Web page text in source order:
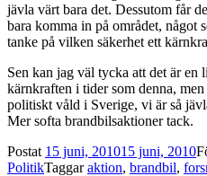
jävla värt bara det. Dessutom får
bara komma in på området, något
tanke på vilken säkerhet ett
Sen kan jag väl tycka att det är en
kärnkraften i tider som denna,
politiskt våld i Sverige, vi är så
Mer softa brandbilsaktioner tack.
Postat 15 juni, 201015 juni, 2010
PolitikTaggaraktion, brandbil,